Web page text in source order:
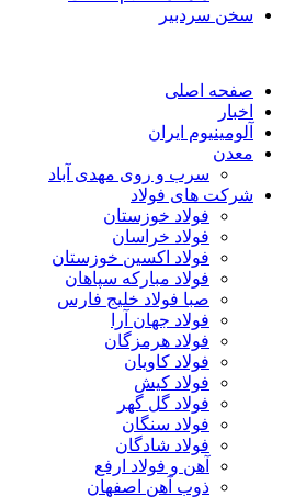
سخن سردبیر
صفحه اصلی
اخبار
آلومینیوم ایران
معدن
سرب و روی مهدی آباد
شرکت های فولاد
فولاد خوزستان
فولاد خراسان
فولاد اکسین خوزستان
فولاد مبارکه سپاهان
صبا فولاد خلیج فارس
فولاد جهان آرا
فولاد هرمزگان
فولاد کاویان
فولاد کیش
فولاد گل گهر
فولاد سنگان
فولاد شادگان
آهن و فولاد ارفع
ذوب آهن اصفهان